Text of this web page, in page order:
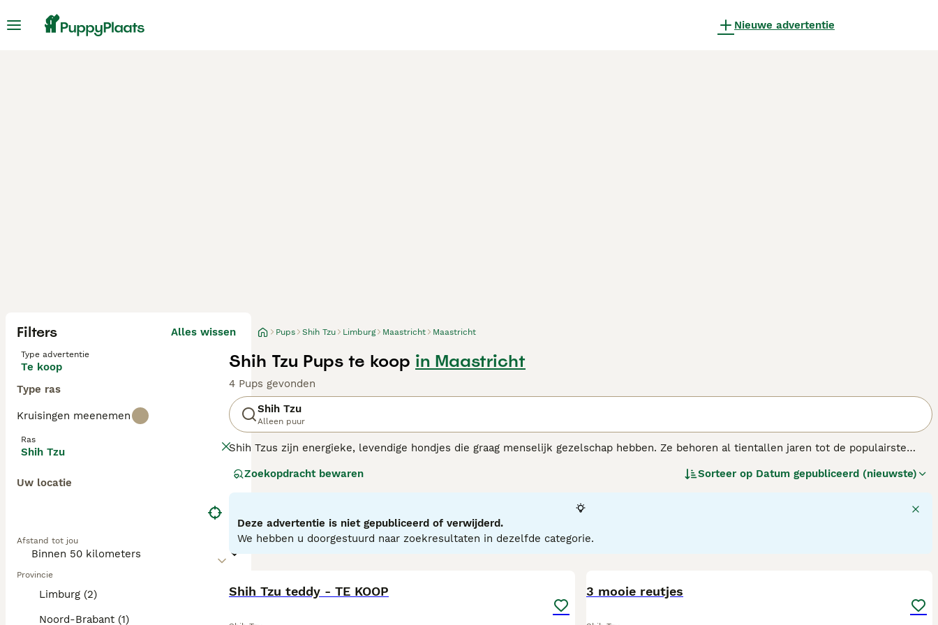
Nieuwe advertentie
Filters Alles wissen
Type advertentie
Te koop
Type ras
Kruisingen meenemen
Ras
Shih Tzu
Uw locatie
Afstand tot jou
Provincie
Limburg (2)
Noord-Brabant (1)
Pups Shih Tzu Limburg Maastricht Maastricht
Shih Tzu Pups te koop in Maastricht
4 Pups gevonden
Shih Tzu
Alleen puur
Shih Tzus zijn energieke, levendige hondjes die graag menselijk gezelschap hebben. Ze behoren al tientallen jaren tot de populairste
levensduur. Ze passen zich van nature ook goed aan en zijn gelukkig in zowel huizen als appartementen.
voor informatie over dit hondenras.
Zoekopdracht bewaren Sorteer op Datum gepubliceerd (nieuwste)
Deze advertentie is niet gepubliceerd of verwijderd.
We hebben u doorgestuurd naar zoekresultaten in dezelfde categorie.
Shih Tzu teddy - TE KOOP 3 mooie reutjes